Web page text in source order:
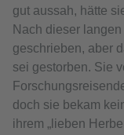
gut aussah, hätte
Nach dieser
geschrieben, aber
sei gestorben. Sie
doch sie bekam
ihrem „lieben